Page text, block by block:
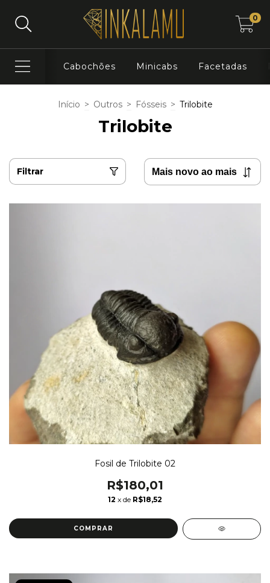
0
Cabochões Minicabs Facetadas
Início > Outros > Fósseis > Trilobite
Trilobite
Filtrar
Fosil de Trilobite 02
R$180,01
12 x de R$18,52